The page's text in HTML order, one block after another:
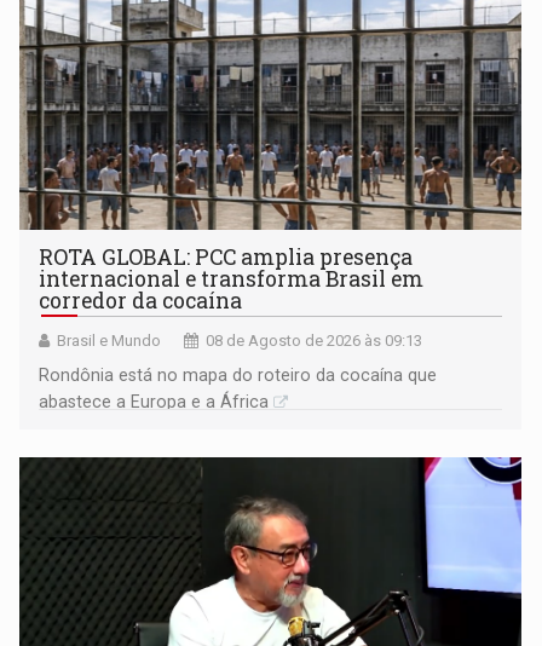
ROTA GLOBAL: PCC amplia presença
internacional e transforma Brasil em
corredor da cocaína
Brasil e Mundo 08 de Agosto de 2026 às 09:13
Rondônia está no mapa do roteiro da cocaína que
abastece a Europa e a África